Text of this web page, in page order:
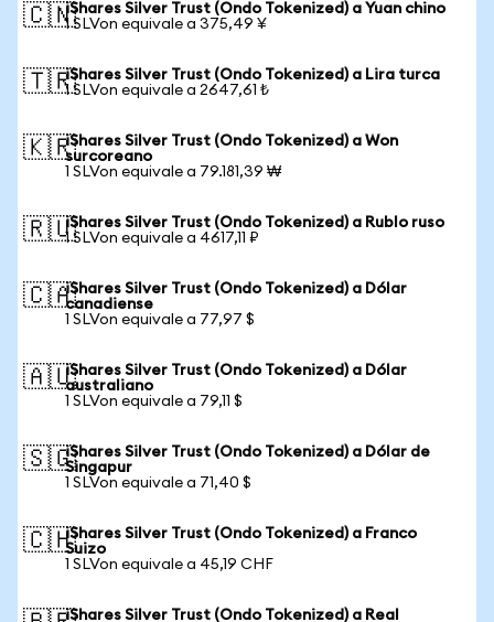
🇨🇳iShares Silver Trust (Ondo Tokenized) a Yuan chino
1 SLVon equivale a 375,49 ¥
🇹🇷iShares Silver Trust (Ondo Tokenized) a Lira turca
1 SLVon equivale a 2647,61 ₺
🇰🇷iShares Silver Trust (Ondo Tokenized) a Won
surcoreano
1 SLVon equivale a 79.181,39 ₩
🇷🇺iShares Silver Trust (Ondo Tokenized) a Rublo ruso
1 SLVon equivale a 4617,11 ₽
🇨🇦iShares Silver Trust (Ondo Tokenized) a Dólar
canadiense
1 SLVon equivale a 77,97 $
🇦🇺iShares Silver Trust (Ondo Tokenized) a Dólar
australiano
1 SLVon equivale a 79,11 $
🇸🇬iShares Silver Trust (Ondo Tokenized) a Dólar de
Singapur
1 SLVon equivale a 71,40 $
🇨🇭iShares Silver Trust (Ondo Tokenized) a Franco
Suizo
1 SLVon equivale a 45,19 CHF
iShares Silver Trust (Ondo Tokenized) a Real